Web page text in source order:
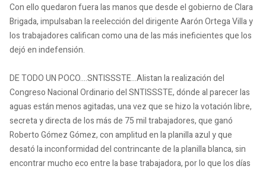
Con ello quedaron fuera las manos que desde el gobierno de Clara
Brigada, impulsaban la reelección del dirigente Aarón Ortega Villa y
los trabajadores califican como una de las más ineficientes que los
dejó en indefensión.
DE TODO UN POCO....SNTISSSTE...Alistan la realización del
Congreso Nacional Ordinario del SNTISSSTE, dónde al parecer las
aguas están menos agitadas, una vez que se hizo la votación libre,
secreta y directa de los más de 75 mil trabajadores, que ganó
Roberto Gómez Gómez, con amplitud en la planilla azul y que
desató la inconformidad del contrincante de la planilla blanca, sin
encontrar mucho eco entre la base trabajadora, por lo que los días